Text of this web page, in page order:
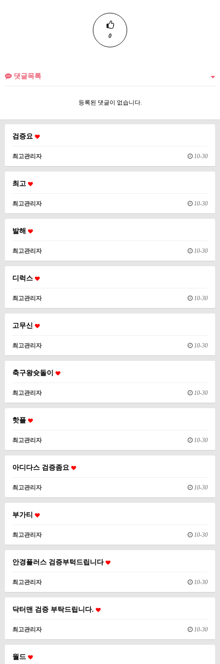
0
댓글목록
등록된 댓글이 없습니다.
검증요
최고관리자 10-30
최고
최고관리자 10-30
발해
최고관리자 10-30
디럭스
최고관리자 10-30
고무신
최고관리자 10-30
축구왕슛돌이
최고관리자 10-30
핫플
최고관리자 10-30
아디다스 검증좀요
최고관리자 10-30
부가티
최고관리자 10-30
안경플러스 검증부턱드립니다
최고관리자 10-30
닥터맨 검증 부탁드립니다.
최고관리자 10-30
월드